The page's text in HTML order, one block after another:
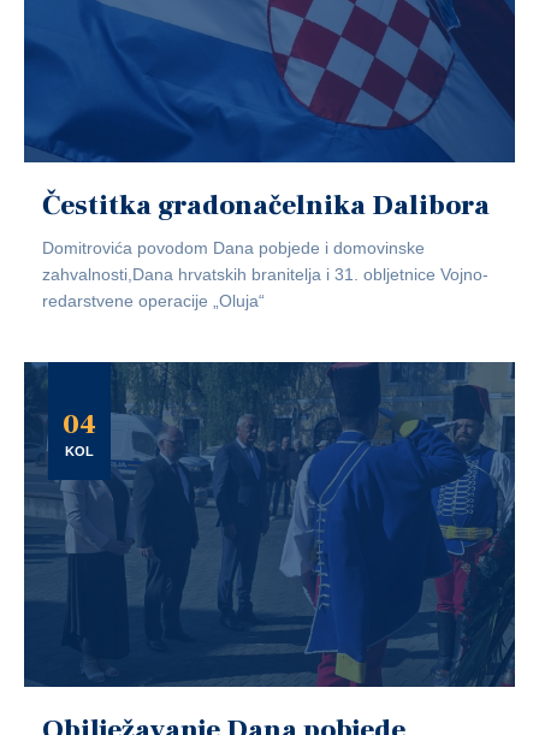
Čestitka gradonačelnika Dalibora
Domitrovića povodom Dana pobjede i domovinske
zahvalnosti,Dana hrvatskih branitelja i 31. obljetnice Vojno-
redarstvene operacije „Oluja“
04
KOL